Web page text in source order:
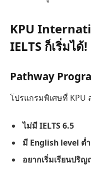
KPU
IELTS ก็เริ่มได้!
Pathway
โปรแกรมพิเศษที่ KPU
ไม่มี IELTS 6.5
มี English level ต่
อยากเริ่มเรียนปริญ